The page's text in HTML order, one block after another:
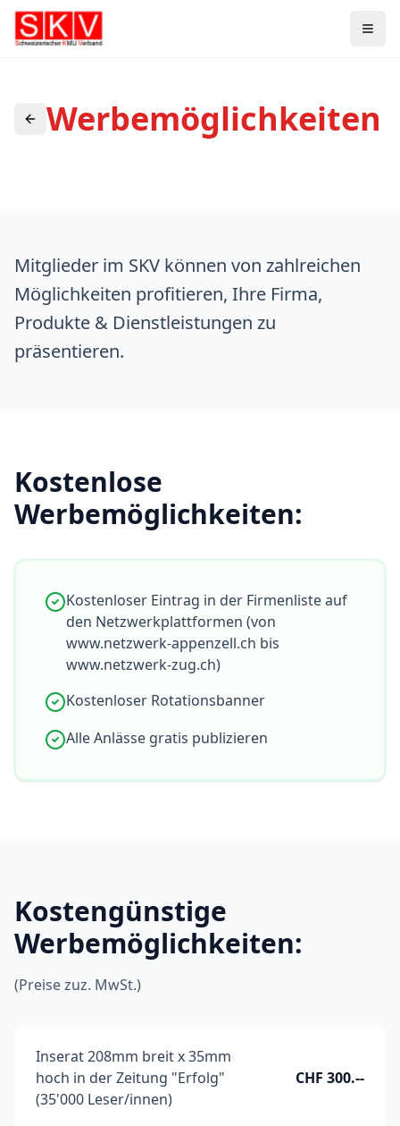
Werbemöglichkeiten
Mitglieder im SKV können von zahlreichen
Möglichkeiten profitieren, Ihre Firma,
Produkte & Dienstleistungen zu
präsentieren.
Kostenlose
Werbemöglichkeiten:
Kostenloser Eintrag in der Firmenliste auf
den Netzwerkplattformen (von
www.netzwerk-appenzell.ch bis
www.netzwerk-zug.ch)
Kostenloser Rotationsbanner
Alle Anlässe gratis publizieren
Kostengünstige
Werbemöglichkeiten:
(Preise zuz. MwSt.)
Inserat 208mm breit x 35mm
hoch in der Zeitung "Erfolg"
(35'000 Leser/innen)
CHF 300.--